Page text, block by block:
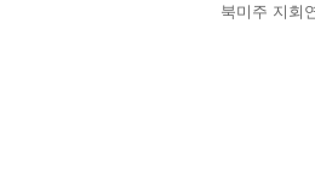
북미주 지회